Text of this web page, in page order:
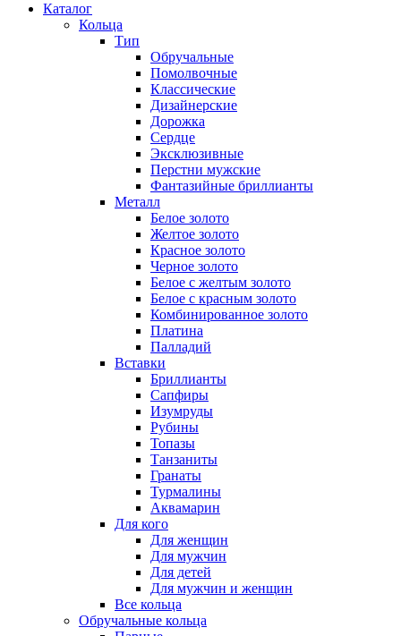
Каталог
Кольца
Тип
Обручальные
Помолвочные
Классические
Дизайнерские
Дорожка
Сердце
Эксклюзивные
Перстни мужские
Фантазийные бриллианты
Металл
Белое золото
Желтое золото
Красное золото
Черное золото
Белое с желтым золото
Белое с красным золото
Комбинированное золото
Платина
Палладий
Вставки
Бриллианты
Сапфиры
Изумруды
Рубины
Топазы
Танзаниты
Гранаты
Турмалины
Аквамарин
Для кого
Для женщин
Для мужчин
Для детей
Для мужчин и женщин
Все кольца
Обручальные кольца